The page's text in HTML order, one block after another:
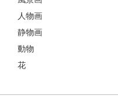
人物画
静物画
動物
花